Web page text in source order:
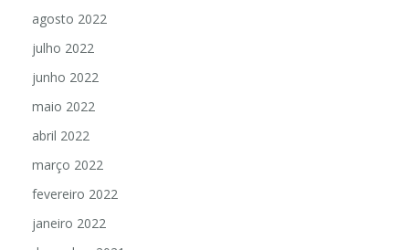
agosto 2022
julho 2022
junho 2022
maio 2022
abril 2022
março 2022
fevereiro 2022
janeiro 2022